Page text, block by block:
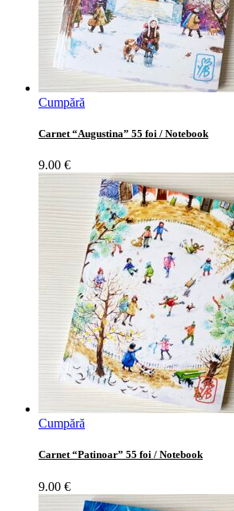
Cumpără
Carnet “Augustina” 55 foi / Notebook
9.00 €
Cumpără
Carnet “Patinoar” 55 foi / Notebook
9.00 €